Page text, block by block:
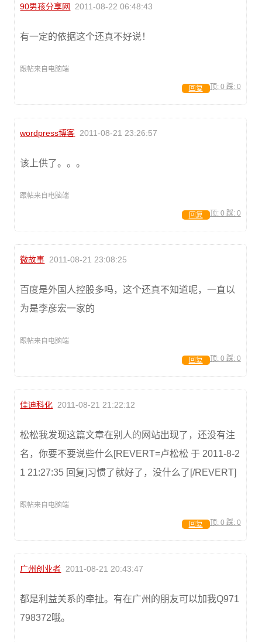
90男孩分享网 2011-08-22 06:48:43
有一定的依据这个还真不好说！
跟帖来自电脑端
顶: 0 踩: 0
回复
wordpress博客 2011-08-21 23:26:57
该上供了。。。
跟帖来自电脑端
顶: 0 踩: 0
回复
微故事 2011-08-21 23:08:25
百度是外国人控股多吗，这个还真不知道呢，一直以
为是李彦宏一家的
跟帖来自电脑端
顶: 0 踩: 0
回复
佳迪科化 2011-08-21 21:22:12
松松我发现这篇文章在别人的网站出现了，还没有注
名，你要不要说些什么[REVERT=卢松松 于 2011-8-2
1 21:27:35 回复]习惯了就好了，没什么了[/REVERT]
跟帖来自电脑端
顶: 0 踩: 0
回复
广州创业者 2011-08-21 20:43:47
都是利益关系的牵扯。有在广州的朋友可以加我Q971
798372哦。